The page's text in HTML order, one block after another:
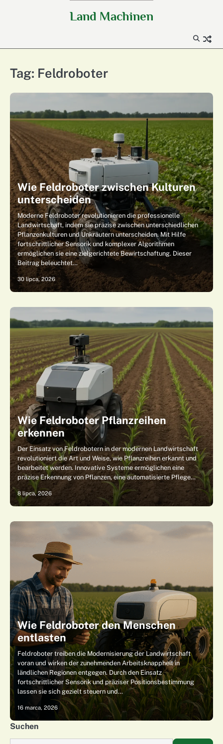
Land Machinen
Tag: Feldroboter
Wie Feldroboter zwischen Kulturen
unterscheiden
Moderne Feldroboter revolutionieren die professionelle
Landwirtschaft, indem sie präzise zwischen unterschiedlichen
Pflanzenkulturen und Unkräutern unterscheiden. Mit Hilfe
fortschrittlicher Sensorik und komplexer Algorithmen
ermöglichen sie eine zielgerichtete Bewirtschaftung. Dieser
Beitrag beleuchtet…
30 lipca, 2026
Wie Feldroboter Pflanzreihen
erkennen
Der Einsatz von Feldrobotern in der modernen Landwirtschaft
revolutioniert die Art und Weise, wie Pflanzreihen erkannt und
bearbeitet werden. Innovative Systeme ermöglichen eine
präzise Erkennung von Pflanzen, eine automatisierte Pflege…
8 lipca, 2026
Wie Feldroboter den Menschen
entlasten
Feldroboter treiben die Modernisierung der Landwirtschaft
voran und wirken der zunehmenden Arbeitsknappheit in
ländlichen Regionen entgegen. Durch den Einsatz
fortschrittlicher Sensorik und präziser Positionsbestimmung
lassen sie sich gezielt steuern und…
16 marca, 2026
Suchen